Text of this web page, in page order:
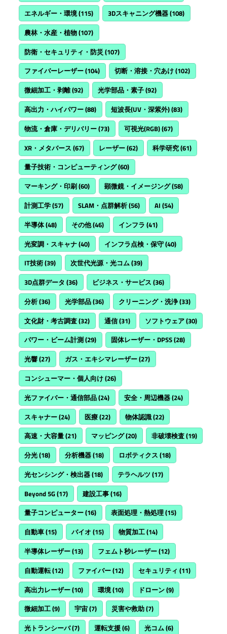
エネルギー・環境(115) 3Dスキャニング機器(108)
農林・水産・植物(107)
防衛・セキュリティ・防災 (107)
ファイバーレーザー(104) 切断・溶接・穴あけ(102)
微細加工・剥離(92) 光学部品・素子(92)
高出力・ハイパワー(88) 短波長(UV・深紫外)(83)
物流・倉庫・デリバリー(73) 可視光(RGB)(67)
XR・メタバース (67) レーザー(62) 科学研究(61)
量子技術・コンピューティング(60)
マーキング・印刷(60) 顕微鏡・イメージング(58)
計測工学(57) SLAM・点群解析(56) AI (54)
半導体(48) その他(46) インフラ (41)
光変調・スキャナ(40) インフラ点検・保守(40)
IT技術(39) 次世代光源・光コム(39)
3D点群データ (36) ビジネス・サービス (36)
分析(36) 光学部品(36) クリーニング・洗浄(33)
文化財・考古調査(32) 通信(31) ソフトウェア(30)
パワー・ビーム計測(29) 固体レーザー・DPSS(28)
光響(27) ガス・エキシマレーザー(27)
コンシューマー・個人向け(26)
光ファイバー・通信部品(24) 安全・周辺機器(24)
スキャナー(24) 医療(22) 物体認識(22)
高速・大容量(21) マッピング(20) 非破壊検査(19)
分光(18) 分析機器(18) ロボティクス (18)
光センシング・検出器(18) テラヘルツ (17)
Beyond 5G(17) 建設工事(16)
量子コンピューター(16) 表面処理・熱処理(15)
自動車(15) バイオ (15) 物質加工(14)
半導体レーザー(13) フェムト秒レーザー(12)
自動運転(12) ファイバー(12) セキュリティ (11)
高出力レーザー(10) 環境(10) ドローン(9)
微細加工(9) 宇宙(7) 災害や救助(7)
光トランシーバ(7) 運転支援(6) 光コム(6)